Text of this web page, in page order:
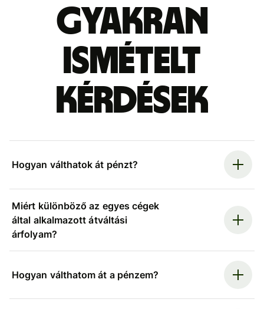
Gyakran
ismételt
kérdések
Hogyan válthatok át pénzt?
Miért különböző az egyes cégek
által alkalmazott átváltási
árfolyam?
Hogyan válthatom át a pénzem?